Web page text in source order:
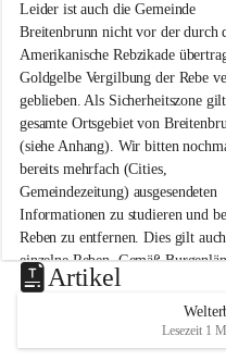
i
t
e
n
b
r
u
n
n
a
m
N
e
u
s
d
Leider ist auch die Gemeinde
Breitenbrunn nicht vor der durch
Amerikanische Rebzikade
Goldgelbe Vergilbung der Rebe
geblieben. Als Sicherheitszone
gesamte Ortsgebiet von
(siehe Anhang). Wir bitten
bereits mehrfach (Cities,
Gemeindezeitung) ausgesendeten
Informationen zu studieren und
Reben zu entfernen. Dies gilt
einzelne Reben. Gemäß
Weinbaugesetz sind nicht
unzulässige Weingärten zu
helfen wir zusammen um unsere
vor den prognostizierten
Artikel
Lesezeit 1